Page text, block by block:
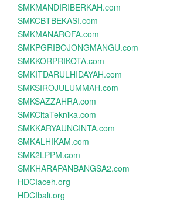
SMKMANDIRIBERKAH.com
SMKCBTBEKASI.com
SMKMANAROFA.com
SMKPGRIBOJONGMANGU.com
SMKKORPRIKOTA.com
SMKITDARULHIDAYAH.com
SMKSIROJULUMMAH.com
SMKSAZZAHRA.com
SMKCitaTeknika.com
SMKKARYAUNCINTA.com
SMKALHIKAM.com
SMK2LPPM.com
SMKHARAPANBANGSA2.com
HDCIaceh.org
HDCIbali.org